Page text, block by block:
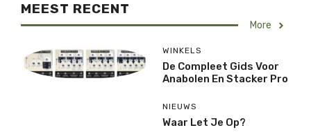
MEEST RECENT
More
WINKELS
De Compleet Gids Voor
Anabolen En Stacker Pro
NIEUWS
Waar Let Je Op?